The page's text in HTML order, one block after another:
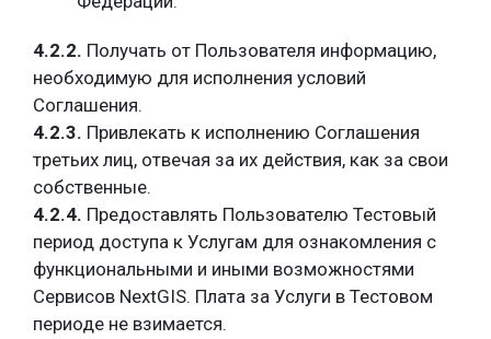
4.2.2. Получать от Пользователя информацию,
необходимую для исполнения условий
Соглашения.
4.2.3. Привлекать к исполнению Соглашения
третьих лиц, отвечая за их действия, как за свои
собственные.
4.2.4. Предоставлять Пользователю Тестовый
период доступа к Услугам для ознакомления с
функциональными и иными возможностями
Сервисов NextGIS. Плата за Услуги в Тестовом
периоде не взимается.